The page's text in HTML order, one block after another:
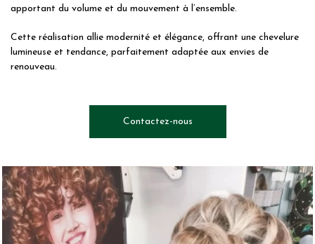
apportant du volume et du mouvement à l’ensemble.
Cette réalisation allie modernité et élégance, offrant une chevelure
lumineuse et tendance, parfaitement adaptée aux envies de
renouveau.
Contactez-nous